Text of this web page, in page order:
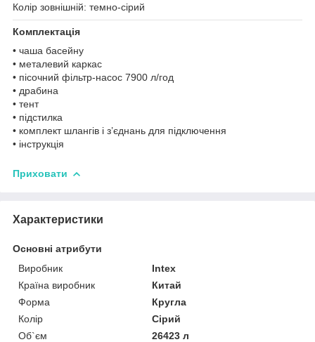
Колір зовнішній: темно-сірий
Комплектація
• чаша басейну
• металевий каркас
• пісочний фільтр-насос 7900 л/год
• драбина
• тент
• підстилка
• комплект шлангів і з’єднань для підключення
• інструкція
Приховати
Характеристики
Основні атрибути
Виробник
Intex
Країна виробник
Китай
Форма
Кругла
Колір
Сірий
Об`єм
26423 л